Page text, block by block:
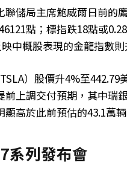
聯儲局主席鮑威爾日前的
點；標指跌18點或
中概股表現的金龍指數則
）股價升4%至
前上調交付預期，其中瑞
高於此前預估的43.1萬輛
系列發布會